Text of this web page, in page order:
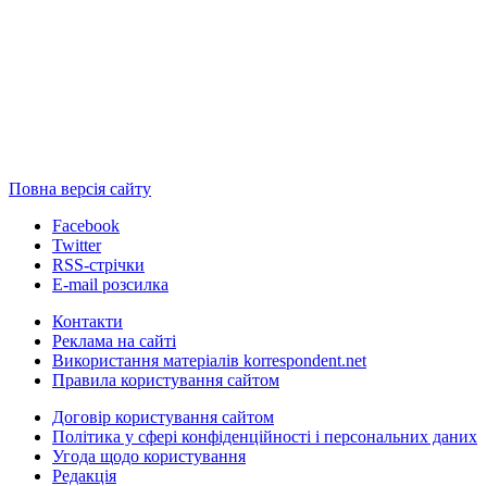
Повна версія сайту
Facebook
Twitter
RSS-стрічки
E-mail розсилка
Контакти
Реклама на сайті
Використання матеріалів korrespondent.net
Правила користування сайтом
Договір користування сайтом
Політика у сфері конфіденційності і персональних даних
Угода щодо користування
Редакція